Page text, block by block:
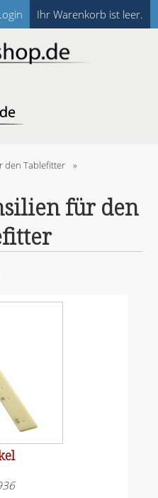
Ihr Warenkorb ist leer.
den Tablefitter »
für den